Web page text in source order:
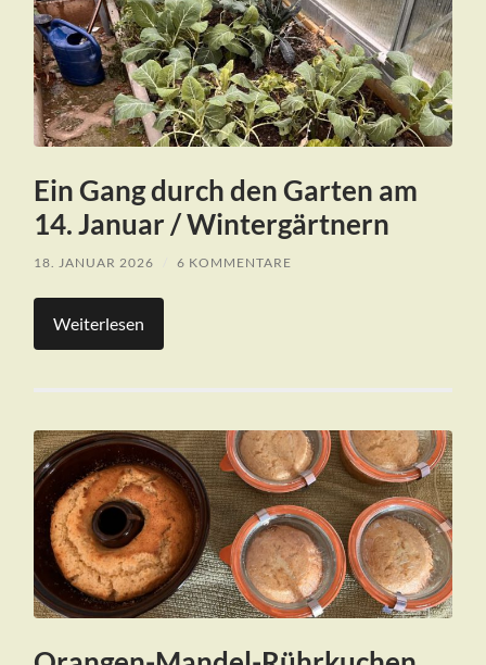
Ein Gang durch den Garten am
14. Januar / Wintergärtnern
18. JANUAR 2026 6 KOMMENTARE
Weiterlesen